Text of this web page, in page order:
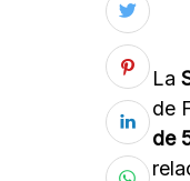
La
de
de